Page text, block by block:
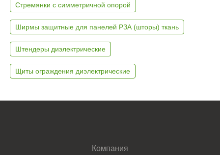
Стремянки с симметричной опорой
Ширмы защитные для панелей РЗА (шторы) ткань
Штендеры диэлектрические
Щиты ограждения диэлектрические
Компания